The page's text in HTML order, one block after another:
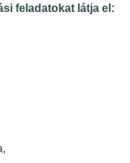
feladatokat látja el: